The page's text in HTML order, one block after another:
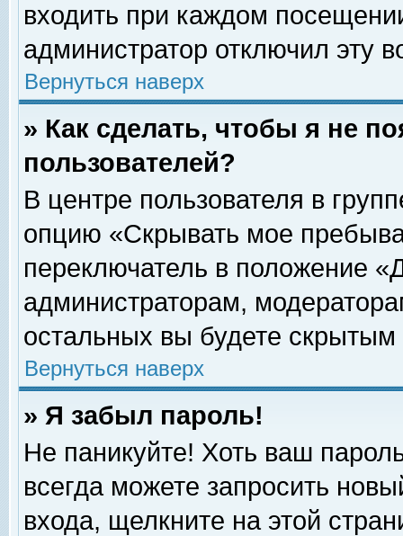
входить при каждом
администратор отключил эту
Вернуться наверх
» Как сделать, чтобы я не
пользователей?
В центре пользователя в
опцию «Скрывать мое
переключатель в положение
администраторам,
остальных вы будете скрытым
Вернуться наверх
» Я забыл пароль!
Не паникуйте! Хоть ваш
всегда можете запросить
входа, щелкните на этой